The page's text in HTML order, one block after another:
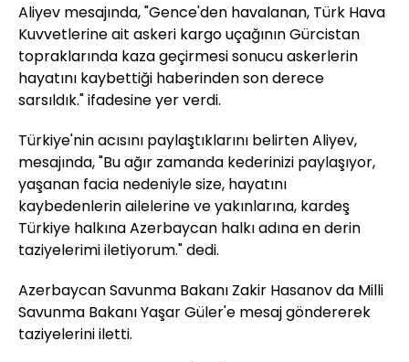
Aliyev mesajında, "Gence'den havalanan, Türk Hava
Kuvvetlerine ait askeri kargo uçağının Gürcistan
topraklarında kaza geçirmesi sonucu askerlerin
hayatını kaybettiği haberinden son derece
sarsıldık." ifadesine yer verdi.
Türkiye'nin acısını paylaştıklarını belirten Aliyev,
mesajında, "Bu ağır zamanda kederinizi paylaşıyor,
yaşanan facia nedeniyle size, hayatını
kaybedenlerin ailelerine ve yakınlarına, kardeş
Türkiye halkına Azerbaycan halkı adına en derin
taziyelerimi iletiyorum." dedi.
Azerbaycan Savunma Bakanı Zakir Hasanov da Milli
Savunma Bakanı Yaşar Güler'e mesaj göndererek
taziyelerini iletti.